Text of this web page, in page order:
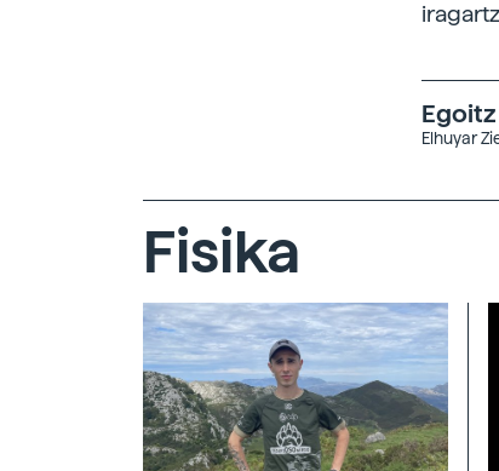
Elhuyar
Fisika